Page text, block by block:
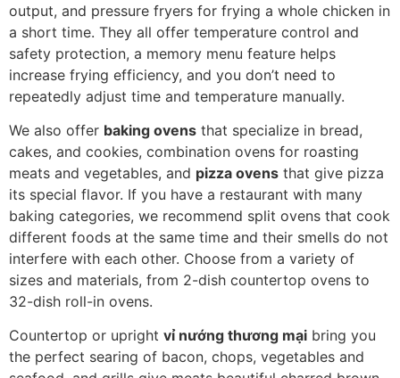
output, and pressure fryers for frying a whole chicken in
a short time. They all offer temperature control and
safety protection, a memory menu feature helps
increase frying efficiency, and you don’t need to
repeatedly adjust time and temperature manually.
We also offer baking ovens that specialize in bread,
cakes, and cookies, combination ovens for roasting
meats and vegetables, and pizza ovens that give pizza
its special flavor. If you have a restaurant with many
baking categories, we recommend split ovens that cook
different foods at the same time and their smells do not
interfere with each other. Choose from a variety of
sizes and materials, from 2-dish countertop ovens to
32-dish roll-in ovens.
Countertop or upright vỉ nướng thương mại bring you
the perfect searing of bacon, chops, vegetables and